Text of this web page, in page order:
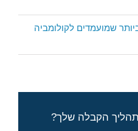
שמועמדים לקולומביה
תהליך הקבלה שלך?
ואיך להתחיל לקדם את